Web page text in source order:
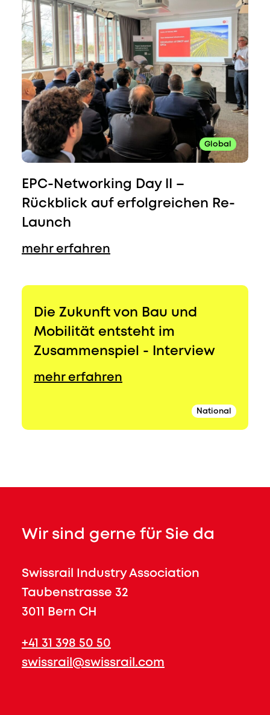
EPC-Networking Day II –
Rückblick auf erfolgreichen Re-
Launch
mehr erfahren
Global
Die Zukunft von Bau und
Mobilität entsteht im
Zusammenspiel - Interview
mehr erfahren
National
Wir sind gerne für Sie da
Swissrail Industry Association
Taubenstrasse 32
3011 Bern CH
+41 31 398 50 50
swissrail@swissrail.com